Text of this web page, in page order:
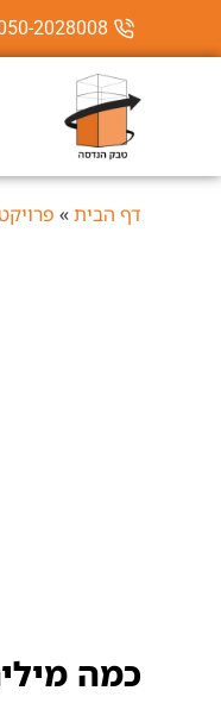
2028008
דף הבית»
כמה